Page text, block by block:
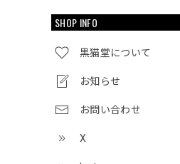
SHOP INFO
黒猫堂について
お知らせ
お問い合わせ
X